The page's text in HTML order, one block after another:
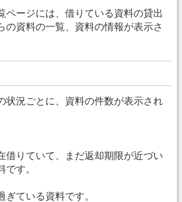
ページには、借りている資料の貸出
の資料の一覧、資料の情報が表示さ
状況ごとに、資料の件数が表示され
借りていて、まだ返却期限が近づい
です。
ぎている資料です。